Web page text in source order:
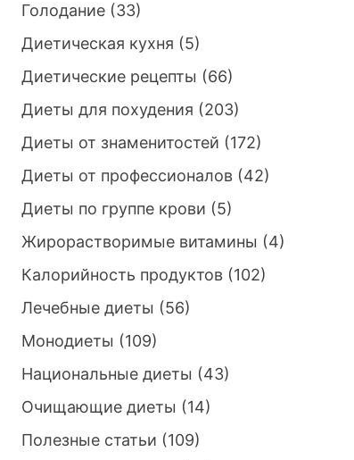
Голодание(33)
Диетическая кухня (5)
Диетические рецепты (66)
Диеты для похудения (203)
Диеты от знаменитостей (172)
Диеты от профессионалов(42)
Диеты по группе крови (5)
Жирорастворимые витамины (4)
Калорийность продуктов(102)
Лечебные диеты (56)
Монодиеты (109)
Национальные диеты (43)
Очищающие диеты (14)
Полезные статьи (109)